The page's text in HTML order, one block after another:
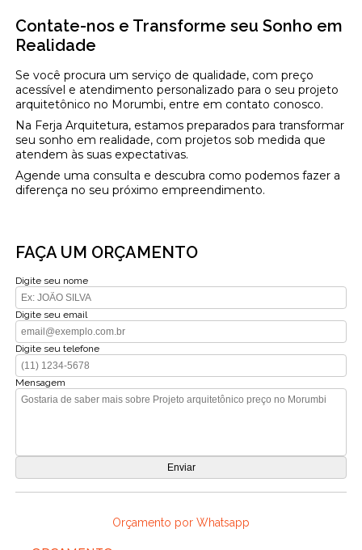
Contate-nos e Transforme seu Sonho em
Realidade
Se você procura um serviço de qualidade, com preço
acessível e atendimento personalizado para o seu projeto
arquitetônico no Morumbi, entre em contato conosco.
Na Ferja Arquitetura, estamos preparados para transformar
seu sonho em realidade, com projetos sob medida que
atendem às suas expectativas.
Agende uma consulta e descubra como podemos fazer a
diferença no seu próximo empreendimento.
FAÇA UM ORÇAMENTO
Digite seu nome
Digite seu email
Digite seu telefone
Mensagem
Orçamento por Whatsapp